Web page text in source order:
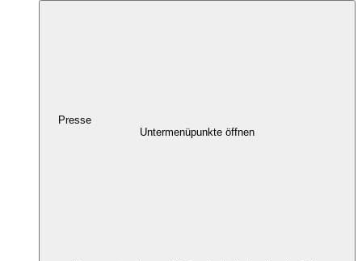
Presse
Untermenüpunkte öffnen